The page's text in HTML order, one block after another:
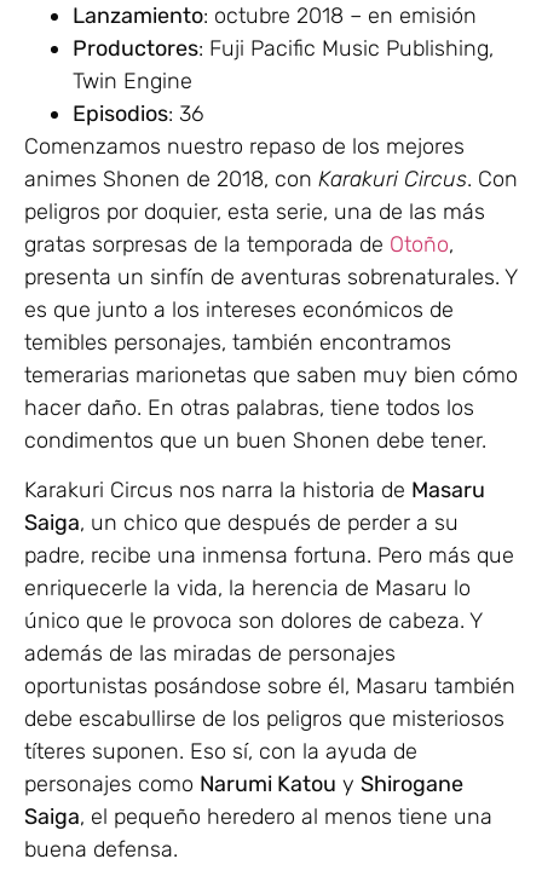
Lanzamiento: octubre 2018 – en emisión
Productores: Fuji Pacific Music Publishing,
Twin Engine
Episodios: 36
Comenzamos nuestro repaso de los mejores
animes Shonen de 2018, con Karakuri Circus. Con
peligros por doquier, esta serie, una de las más
gratas sorpresas de la temporada de Otoño,
presenta un sinfín de aventuras sobrenaturales. Y
es que junto a los intereses económicos de
temibles personajes, también encontramos
temerarias marionetas que saben muy bien cómo
hacer daño. En otras palabras, tiene todos los
condimentos que un buen Shonen debe tener.
Karakuri Circus nos narra la historia de Masaru
Saiga, un chico que después de perder a su
padre, recibe una inmensa fortuna. Pero más que
enriquecerle la vida, la herencia de Masaru lo
único que le provoca son dolores de cabeza. Y
además de las miradas de personajes
oportunistas posándose sobre él, Masaru también
debe escabullirse de los peligros que misteriosos
títeres suponen. Eso sí, con la ayuda de
personajes como Narumi Katou y Shirogane
Saiga, el pequeño heredero al menos tiene una
buena defensa.